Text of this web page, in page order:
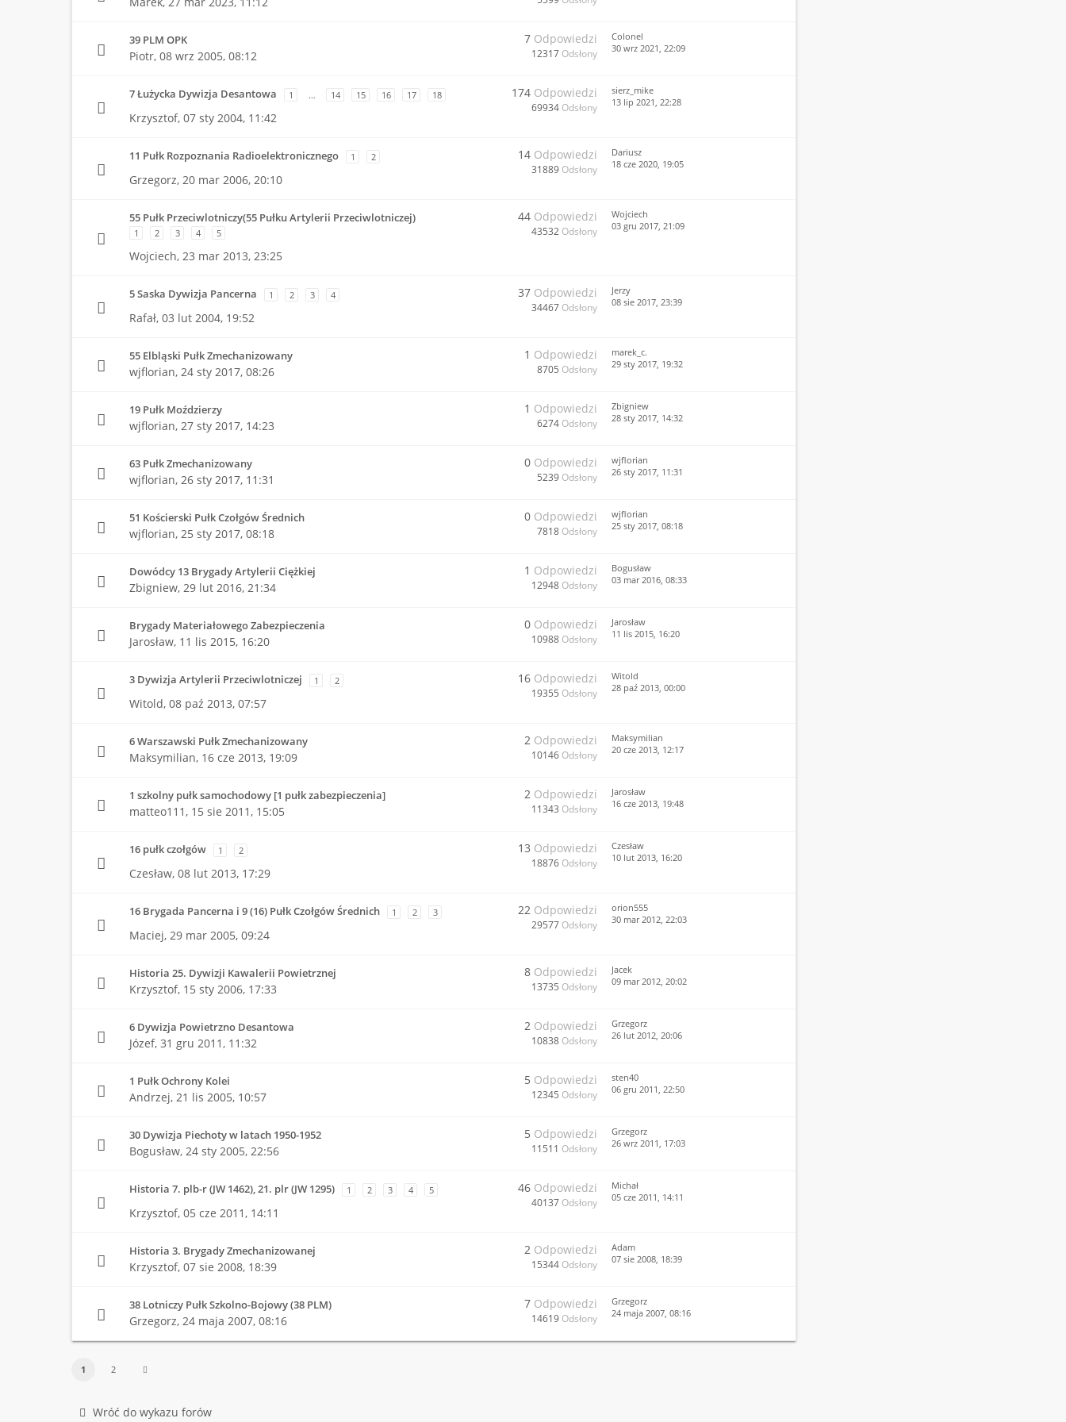
39 PLM OPK
Piotr, 08 wrz 2005, 08:12
7 Odpowiedzi
12317 Odsłony
Colonel
30 wrz 2021, 22:09
7 Łużycka Dywizja Desantowa 1 … 14 15 16 17 18
Krzysztof, 07 sty 2004, 11:42
174 Odpowiedzi
69934 Odsłony
sierz_mike
13 lip 2021, 22:28
11 Pułk Rozpoznania Radioelektronicznego 1 2
Grzegorz, 20 mar 2006, 20:10
14 Odpowiedzi
31889 Odsłony
Dariusz
18 cze 2020, 19:05
55 Pułk Przeciwlotniczy(55 Pułku Artylerii Przeciwlotniczej)
1 2 3 4 5
Wojciech, 23 mar 2013, 23:25
44 Odpowiedzi
43532 Odsłony
Wojciech
03 gru 2017, 21:09
5 Saska Dywizja Pancerna 1 2 3 4
Rafał, 03 lut 2004, 19:52
37 Odpowiedzi
34467 Odsłony
Jerzy
08 sie 2017, 23:39
55 Elbląski Pułk Zmechanizowany
wjflorian, 24 sty 2017, 08:26
1 Odpowiedzi
8705 Odsłony
marek_c.
29 sty 2017, 19:32
19 Pułk Moździerzy
wjflorian, 27 sty 2017, 14:23
1 Odpowiedzi
6274 Odsłony
Zbigniew
28 sty 2017, 14:32
63 Pułk Zmechanizowany
wjflorian, 26 sty 2017, 11:31
0 Odpowiedzi
5239 Odsłony
wjflorian
26 sty 2017, 11:31
51 Kościerski Pułk Czołgów Średnich
wjflorian, 25 sty 2017, 08:18
0 Odpowiedzi
7818 Odsłony
wjflorian
25 sty 2017, 08:18
Dowódcy 13 Brygady Artylerii Ciężkiej
Zbigniew, 29 lut 2016, 21:34
1 Odpowiedzi
12948 Odsłony
Bogusław
03 mar 2016, 08:33
Brygady Materiałowego Zabezpieczenia
Jarosław, 11 lis 2015, 16:20
0 Odpowiedzi
10988 Odsłony
Jarosław
11 lis 2015, 16:20
3 Dywizja Artylerii Przeciwlotniczej 1 2
Witold, 08 paź 2013, 07:57
16 Odpowiedzi
19355 Odsłony
Witold
28 paź 2013, 00:00
6 Warszawski Pułk Zmechanizowany
Maksymilian, 16 cze 2013, 19:09
2 Odpowiedzi
10146 Odsłony
Maksymilian
20 cze 2013, 12:17
1 szkolny pułk samochodowy [1 pułk zabezpieczenia]
matteo111, 15 sie 2011, 15:05
2 Odpowiedzi
11343 Odsłony
Jarosław
16 cze 2013, 19:48
16 pułk czołgów 1 2
Czesław, 08 lut 2013, 17:29
13 Odpowiedzi
18876 Odsłony
Czesław
10 lut 2013, 16:20
16 Brygada Pancerna i 9 (16) Pułk Czołgów Średnich 1 2 3
Maciej, 29 mar 2005, 09:24
22 Odpowiedzi
29577 Odsłony
orion555
30 mar 2012, 22:03
Historia 25. Dywizji Kawalerii Powietrznej
Krzysztof, 15 sty 2006, 17:33
8 Odpowiedzi
13735 Odsłony
Jacek
09 mar 2012, 20:02
6 Dywizja Powietrzno Desantowa
Józef, 31 gru 2011, 11:32
2 Odpowiedzi
10838 Odsłony
Grzegorz
26 lut 2012, 20:06
1 Pułk Ochrony Kolei
Andrzej, 21 lis 2005, 10:57
5 Odpowiedzi
12345 Odsłony
sten40
06 gru 2011, 22:50
30 Dywizja Piechoty w latach 1950-1952
Bogusław, 24 sty 2005, 22:56
5 Odpowiedzi
11511 Odsłony
Grzegorz
26 wrz 2011, 17:03
Historia 7. plb-r (JW 1462), 21. plr (JW 1295) 1 2 3 4 5
Krzysztof, 05 cze 2011, 14:11
46 Odpowiedzi
40137 Odsłony
Michał
05 cze 2011, 14:11
Historia 3. Brygady Zmechanizowanej
Krzysztof, 07 sie 2008, 18:39
2 Odpowiedzi
15344 Odsłony
Adam
07 sie 2008, 18:39
38 Lotniczy Pułk Szkolno-Bojowy (38 PLM)
Grzegorz, 24 maja 2007, 08:16
7 Odpowiedzi
14619 Odsłony
Grzegorz
24 maja 2007, 08:16
1 2
Wróć do wykazu forów